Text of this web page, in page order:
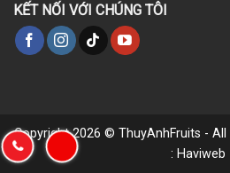
KẾT NỐI VỚI CHÚNG TÔI
Copyright 2026 © ThuyAnhFruits - All
: Haviweb